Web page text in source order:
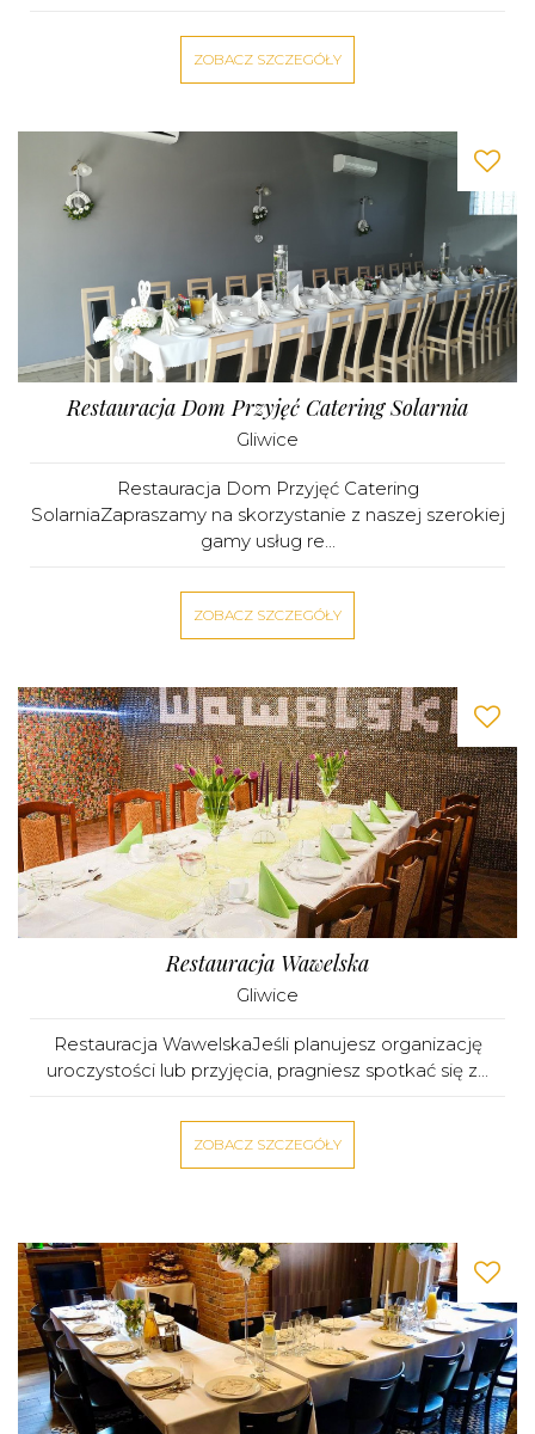
ZOBACZ SZCZEGÓŁY
Restauracja Dom Przyjęć Catering Solarnia
Gliwice
Restauracja Dom Przyjęć Catering
SolarniaZapraszamy na skorzystanie z naszej szerokiej
gamy usług re...
ZOBACZ SZCZEGÓŁY
Restauracja Wawelska
Gliwice
Restauracja WawelskaJeśli planujesz organizację
uroczystości lub przyjęcia, pragniesz spotkać się z...
ZOBACZ SZCZEGÓŁY